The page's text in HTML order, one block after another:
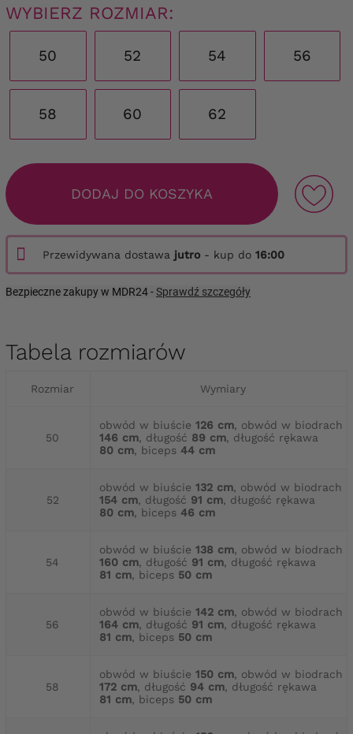
WYBIERZ ROZMIAR:
50 52 54 56
58 60 62
DODAJ DO KOSZYKA
Przewidywana dostawa jutro - kup do 16:00
Bezpieczne zakupy w MDR24 -Sprawdź szczegóły
Tabela rozmiarów
Rozmiar Wymiary
50
obwód w biuście 126 cm, obwód w biodrach
146 cm, długość 89 cm, długość rękawa
80 cm, biceps 44 cm
52
obwód w biuście 132 cm, obwód w biodrach
154 cm, długość 91 cm, długość rękawa
80 cm, biceps 46 cm
54
obwód w biuście 138 cm, obwód w biodrach
160 cm, długość 91 cm, długość rękawa
81 cm, biceps 50 cm
56
obwód w biuście 142 cm, obwód w biodrach
164 cm, długość 91 cm, długość rękawa
81 cm, biceps 50 cm
58
obwód w biuście 150 cm, obwód w biodrach
172 cm, długość 94 cm, długość rękawa
81 cm, biceps 50 cm